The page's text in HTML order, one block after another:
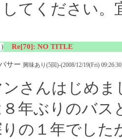
てください。
Re[70]: NO TITLE
サー 興味あり(5回)-(2008/12/19(Fri)
さんはじめま
年ぶりのバス
の１年でした